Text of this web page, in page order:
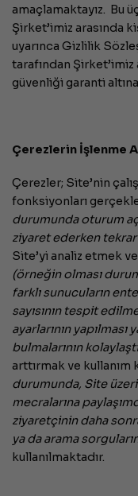
amaçlamaktayız. Bu
Şirket’imiz arasında
uyarınca Gizlilik
tarafından
güvenliği garanti altına
Çerezlerin İşlenme
Çerezler; Site’nin
fonksiyonları
durumunda oturum
ziyaret ederken
Site’yi analiz etmek
(örneğin olması
farklı sunucuların
sayısının tespit
ayarlarının yapılması
bulmalarının
arttırmak ve kullanım
durumunda, Site
mecralarına
ziyaretçinin daha
ya da arama
kullanılmaktadır.